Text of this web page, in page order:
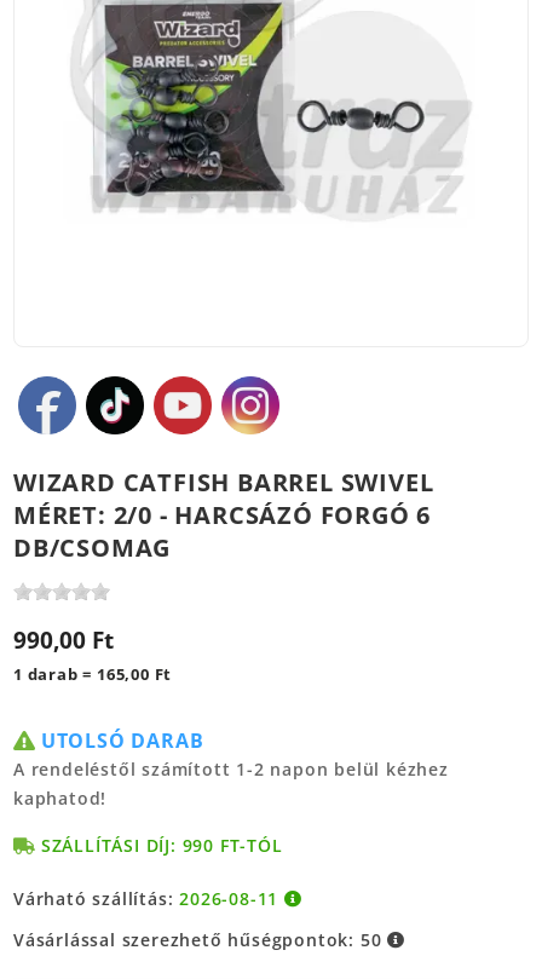
WIZARD CATFISH BARREL SWIVEL
MÉRET: 2/0 - HARCSÁZÓ FORGÓ 6
DB/CSOMAG
990,00 Ft
1 darab = 165,00 Ft
UTOLSÓ DARAB
A rendeléstől számított 1-2 napon belül kézhez
kaphatod!
SZÁLLÍTÁSI DÍJ: 990 FT-TÓL
Várható szállítás:2026-08-11
Vásárlással szerezhető hűségpontok: 50